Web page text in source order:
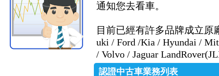
通知您去看車。
目前已經有許多品牌成立原
uki / Ford /Kia / Hyundai /
/ Volvo / Jaguar
認證中古車業務列表